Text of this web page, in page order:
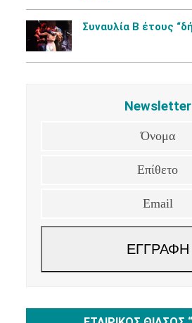
Συναυλία Β έτους
Newsletter
ΕΓΓΡΑΦΗ